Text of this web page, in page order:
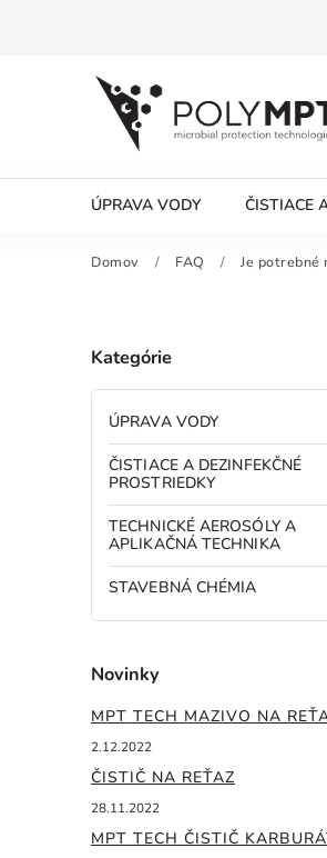
ÚPRAVA VODY ČISTIACE
Domov / FAQ / Je potrebné
Kategórie
ÚPRAVA VODY
ČISTIACE A DEZINFEKČNÉ
PROSTRIEDKY
TECHNICKÉ AEROSÓLY A
APLIKAČNÁ TECHNIKA
STAVEBNÁ CHÉMIA
Novinky
MPT TECH MAZIVO NA
2.12.2022
ČISTIČ NA REŤAZ
28.11.2022
MPT TECH ČISTIČ